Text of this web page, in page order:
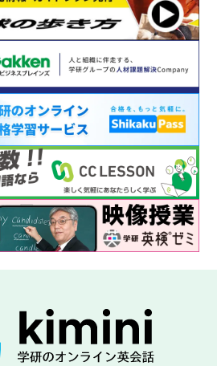
しょう？」のように、相手に
たりする表現を使えるように
「～ないでしょう？」のよう
たり確認したりする表現を使
なぁ」「ハワイにいられたら
ります。